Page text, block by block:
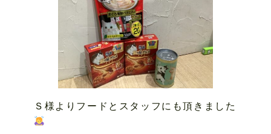
Ｓ様よりフードとスタッフにも頂きました